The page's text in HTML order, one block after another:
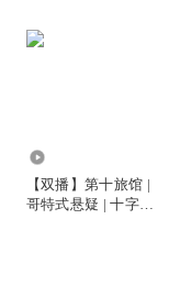
【双播】第十旅馆 |
哥特式悬疑 | 十字路